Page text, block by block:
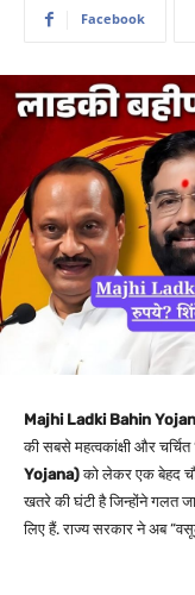
Facebook
Majhi Ladki Bahin
की सबसे महत्वकांक्षी और चर्चित
Yojana)को लेकर एक बेहद
खतरे की घंटी है जिन्होंने गलत
लिए हैं. राज्य सरकार ने अब